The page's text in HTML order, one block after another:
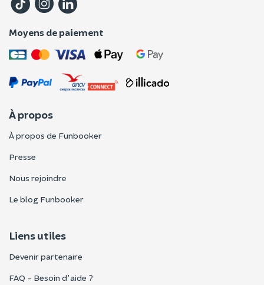
Moyens de paiement
À propos
À propos de Funbooker
Presse
Nous rejoindre
Le blog Funbooker
Liens utiles
Devenir partenaire
FAQ - Besoin d'aide ?